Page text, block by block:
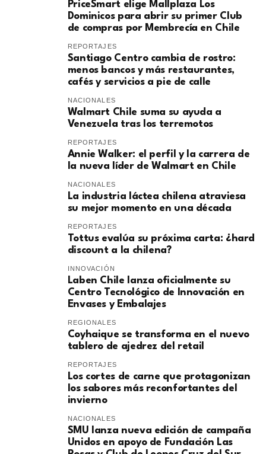
PriceSmart elige Mallplaza Los
Dominicos para abrir su primer Club
de compras por Membrecía en Chile
REPORTAJES
Santiago Centro cambia de rostro:
menos bancos y más restaurantes,
cafés y servicios a pie de calle
NACIONALES
Walmart Chile suma su ayuda a
Venezuela tras los terremotos
REPORTAJES
Annie Walker: el perfil y la carrera de
la nueva líder de Walmart en Chile
NACIONALES
La industria láctea chilena atraviesa
su mejor momento en una década
REPORTAJES
Tottus evalúa su próxima carta: ¿hard
discount a la chilena?
INNOVACIÓN
Laben Chile lanza oficialmente su
Centro Tecnológico de Innovación en
Envases y Embalajes
REGIONALES
Coyhaique se transforma en el nuevo
tablero de ajedrez del retail
REPORTAJES
Los cortes de carne que protagonizan
los sabores más reconfortantes del
invierno
NACIONALES
SMU lanza nueva edición de campaña
Unidos en apoyo de Fundación Las